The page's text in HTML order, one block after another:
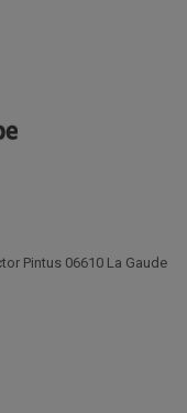
Pintus 06610 La Gaude